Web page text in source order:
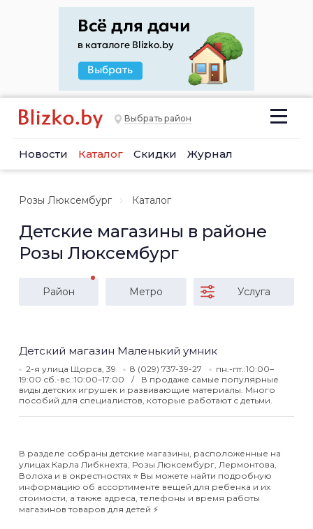
Выбрать район
Новости Каталог Скидки Журнал
Розы Люксембург Каталог
Детские магазины в районе
Розы Люксембург
Район Метро Услуга
Детский магазин Маленький умник
2-я улица Щорса, 39 8 (029) 737-39-27
пн.-пт.:10:00–
19:00 сб.-вс.:10:00–17:00
В продаже самые популярные
виды детских игрушек и развивающие материалы. Много
пособий для специалистов, которые работают с детьми.
В разделе собраны детские магазины, расположенные на
улицах Карла Либкнехта, Розы Люксембург, Лермонтова,
Волоха и в окрестностях ⭐️ Вы можете найти подробную
информацию об ассортименте вещей для ребенка и их
стоимости, а также адреса, телефоны и время работы
магазинов товаров для детей ⚡️